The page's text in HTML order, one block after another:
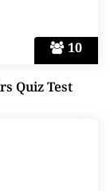
10
Quiz Test